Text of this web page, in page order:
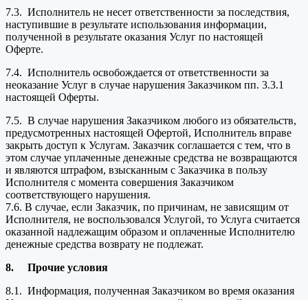
7.3. Исполнитель не несет ответственности за последствия,
наступившие в результате использования информации,
полученной в результате оказания Услуг по настоящей
Оферте.
7.4. Исполнитель освобождается от ответственности за
неоказание Услуг в случае нарушения Заказчиком пп. 3.3.1
настоящей Оферты.
7.5. В случае нарушения Заказчиком любого из обязательств,
предусмотренных настоящей Офертой, Исполнитель вправе
закрыть доступ к Услугам. Заказчик соглашается с тем, что в
этом случае уплаченные денежные средства не возвращаются
и являются штрафом, взысканным с Заказчика в пользу
Исполнителя с момента совершения Заказчиком
соответствующего нарушения.
7.6. В случае, если Заказчик, по причинам, не зависящим от
Исполнителя, не воспользовался Услугой, то Услуга считается
оказанной надлежащим образом и оплаченные Исполнителю
денежные средства возврату не подлежат.
8. Прочие условия
8.1. Информация, полученная Заказчиком во время оказания